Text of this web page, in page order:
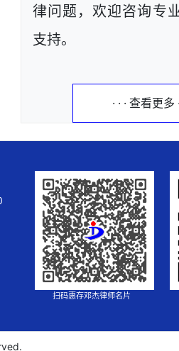
律问题，欢迎咨询专
支持。
· · · 查看更多 ·
扫码惠存邓杰律师名片